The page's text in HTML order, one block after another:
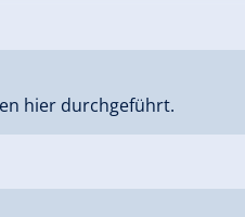
chalet-edelweissalm/
hier durchgeführt.